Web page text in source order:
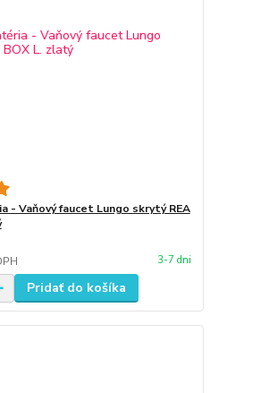
- Vaňový faucet Lungo skrytý REA
3-7 dni
Pridať do košíka